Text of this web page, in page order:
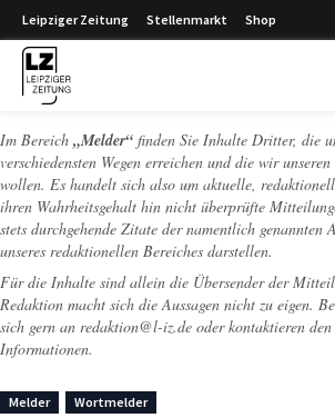
Leipziger Zeitung Stellenmarkt Shop
Im Bereich „Melder“ finden Sie Inhalte Dritter, die
verschiedensten Wegen erreichen und die wir
wollen. Es handelt sich also um aktuelle,
ihren Wahrheitsgehalt hin nicht überprüfte
stets durchgehende Zitate der namentlich genannten
unseres redaktionellen Bereiches darstellen.
Für die Inhalte sind allein die Übersender der
Redaktion macht sich die Aussagen nicht zu eigen.
sich gern an redaktion@l-iz.de oder kontaktieren
Informationen.
Melder Wortmelder